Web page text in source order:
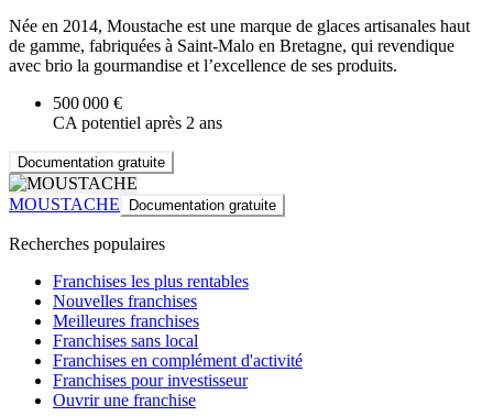
Née en 2014, Moustache est une marque de glaces artisanales haut
de gamme, fabriquées à Saint-Malo en Bretagne, qui revendique
avec brio la gourmandise et l’excellence de ses produits.
500 000 €
CA potentiel après 2 ans
Documentation gratuite
MOUSTACHE Documentation gratuite
Recherches populaires
Franchises les plus rentables
Nouvelles franchises
Meilleures franchises
Franchises sans local
Franchises en complément d'activité
Franchises pour investisseur
Ouvrir une franchise